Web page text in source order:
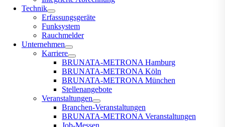
Technik
Erfassungsgeräte
Funksystem
Rauchmelder
Unternehmen
Karriere
BRUNATA-METRONA Hamburg
BRUNATA-METRONA Köln
BRUNATA-METRONA München
Stellenangebote
Veranstaltungen
Branchen-Veranstaltungen
BRUNATA-METRONA Veranstaltungen
Job-Messen